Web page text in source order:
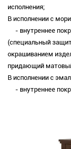
исполнения;
В исполнении с
- внутреннее
(специальный
окрашиванием
придающий
В исполнении с
- внутреннее